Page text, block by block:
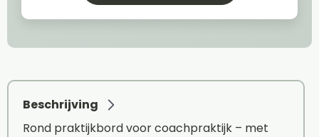
Beschrijving
Rond praktijkbord voor coachpraktijk – met